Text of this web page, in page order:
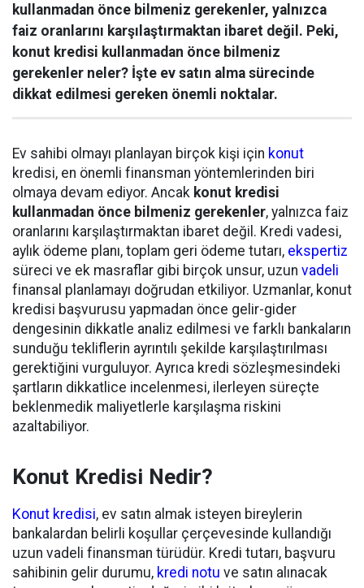
kullanmadan önce bilmeniz gerekenler, yalnızca
faiz oranlarını karşılaştırmaktan ibaret değil. Peki,
konut kredisi kullanmadan önce bilmeniz
gerekenler neler? İşte ev satın alma sürecinde
dikkat edilmesi gereken önemli noktalar.
Ev sahibi olmayı planlayan birçok kişi için konut
kredisi, en önemli finansman yöntemlerinden biri
olmaya devam ediyor. Ancak konut kredisi
kullanmadan önce bilmeniz gerekenler, yalnızca faiz
oranlarını karşılaştırmaktan ibaret değil. Kredi vadesi,
aylık ödeme planı, toplam geri ödeme tutarı, ekspertiz
süreci ve ek masraflar gibi birçok unsur, uzun vadeli
finansal planlamayı doğrudan etkiliyor. Uzmanlar, konut
kredisi başvurusu yapmadan önce gelir-gider
dengesinin dikkatle analiz edilmesi ve farklı bankaların
sunduğu tekliflerin ayrıntılı şekilde karşılaştırılması
gerektiğini vurguluyor. Ayrıca kredi sözleşmesindeki
şartların dikkatlice incelenmesi, ilerleyen süreçte
beklenmedik maliyetlerle karşılaşma riskini
azaltabiliyor.
Konut Kredisi Nedir?
Konut kredisi, ev satın almak isteyen bireylerin
bankalardan belirli koşullar çerçevesinde kullandığı
uzun vadeli finansman türüdür. Kredi tutarı, başvuru
sahibinin gelir durumu, kredi notu ve satın alınacak